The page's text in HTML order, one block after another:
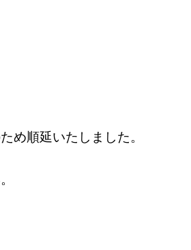
め順延いたしました。